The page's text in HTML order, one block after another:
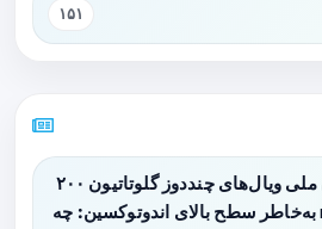
۱۵۱
فراخوان ملی ویال‌های چنددوز گلوتاتیون ۲۰۰
mg/mL به‌خاطر سطح بالای اندوتوکسین: چه